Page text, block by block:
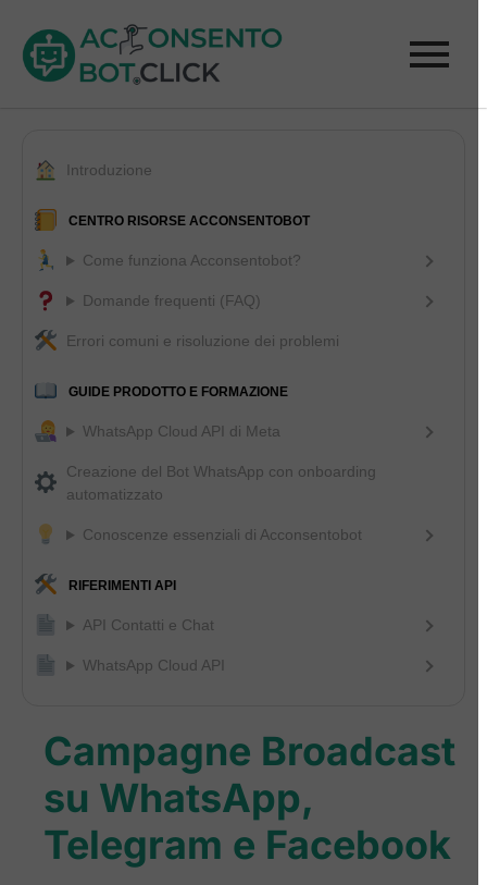
Introduzione
CENTRO RISORSE ACCONSENTOBOT
Come funziona Acconsentobot?
Domande frequenti (FAQ)
Errori comuni e risoluzione dei problemi
GUIDE PRODOTTO E FORMAZIONE
WhatsApp Cloud API di Meta
Creazione del Bot WhatsApp con onboarding
automatizzato
Conoscenze essenziali di Acconsentobot
RIFERIMENTI API
API Contatti e Chat
WhatsApp Cloud API
Campagne Broadcast
su WhatsApp,
Telegram e Facebook